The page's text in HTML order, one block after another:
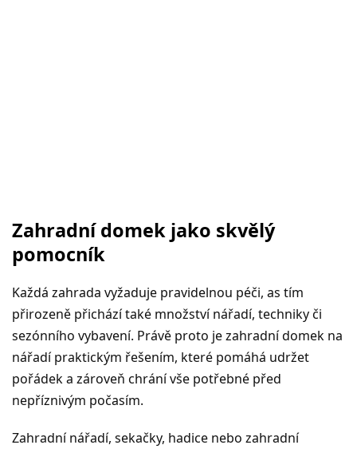
Zahradní domek jako skvělý
pomocník
Každá zahrada vyžaduje pravidelnou péči, as tím
přirozeně přichází také množství nářadí, techniky či
sezónního vybavení. Právě proto je zahradní domek na
nářadí praktickým řešením, které pomáhá udržet
pořádek a zároveň chrání vše potřebné před
nepříznivým počasím.
Zahradní nářadí, sekačky, hadice nebo zahradní